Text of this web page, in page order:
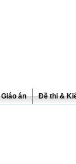
Giáo án Đề thi &